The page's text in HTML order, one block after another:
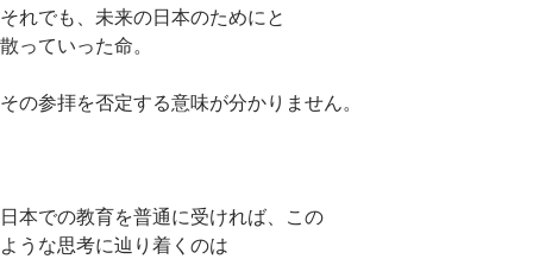
それでも、未来の日本のためにと
散っていった命。
その参拝を否定する意味が分かりません。
日本での教育を普通に受ければ、この
ような思考に辿り着くのは